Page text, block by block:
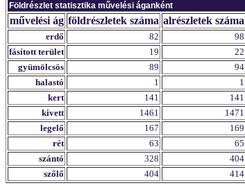
Földrészlet statisztika művelési áganként
művelési ág földrészletek száma alrészletek száma
erdő 82 98
fásított terület
19 22
gyümölcsös
89 94
halastó
1 1
kert
141 141
kivett
1461 1471
legelő
167 169
rét
63 65
szántó
328 404
szőlő
404 414